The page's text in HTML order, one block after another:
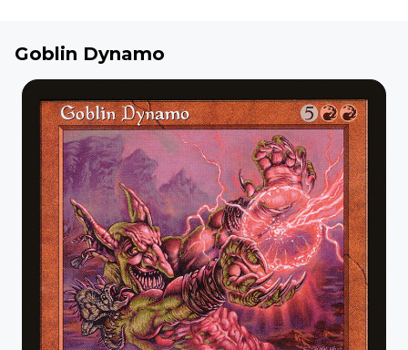
Goblin Dynamo